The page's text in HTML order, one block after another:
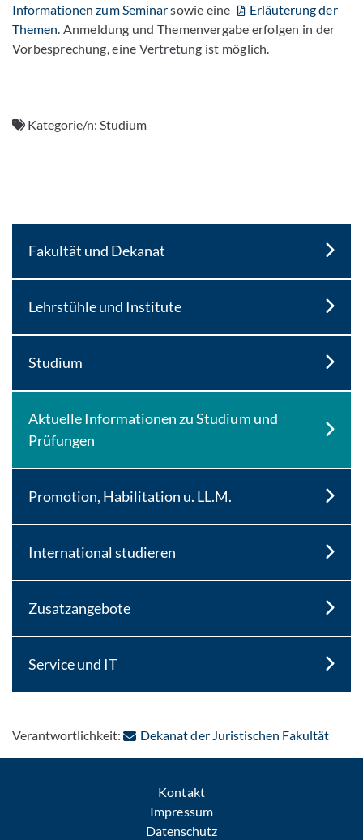
Informationen zum Seminarsowie eine
Erläuterung der
Themen . Anmeldung und Themenvergabe erfolgen in der
Vorbesprechung, eine Vertretung ist möglich.
Kategorie/n: Studium
Fakultät und Dekanat
Lehrstühle und Institute
Studium
Aktuelle Informationen zu Studium und
Prüfungen
Promotion, Habilitation u. LL.M.
International studieren
Zusatzangebote
Service und IT
Verantwortlichkeit: Dekanat der Juristischen Fakultät: Per
Kontakt
Impressum
Datenschutz